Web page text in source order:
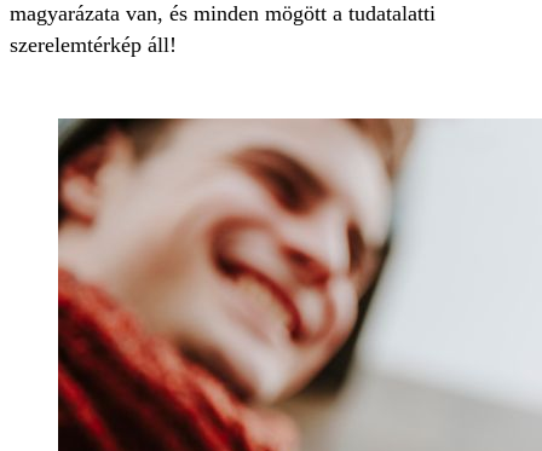
magyarázata van, és minden mögött a tudatalatti
szerelemtérkép áll!